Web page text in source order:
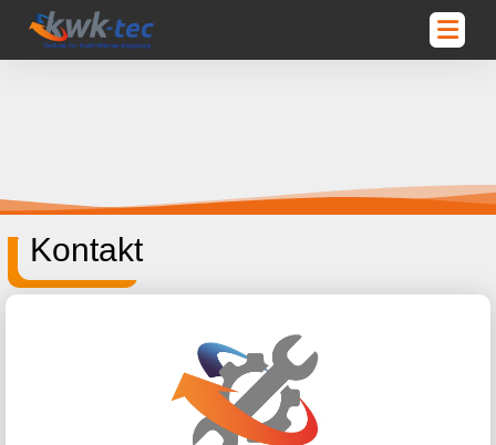
Kontakt